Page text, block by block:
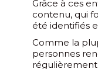
Grâce à ces
contenu, qui
été identifiés
Comme la
personnes